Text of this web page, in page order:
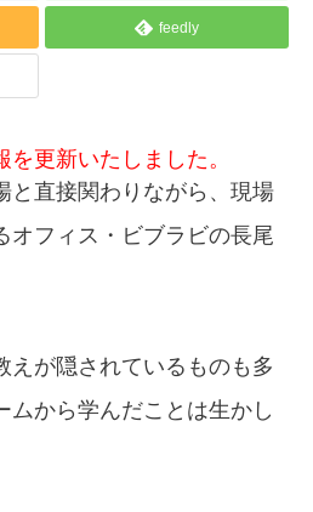
feedly
を更新いたしました。
と直接関わりながら、現場
オフィス・ビブラビの長尾
えが隠されているものも多
ムから学んだことは生かし